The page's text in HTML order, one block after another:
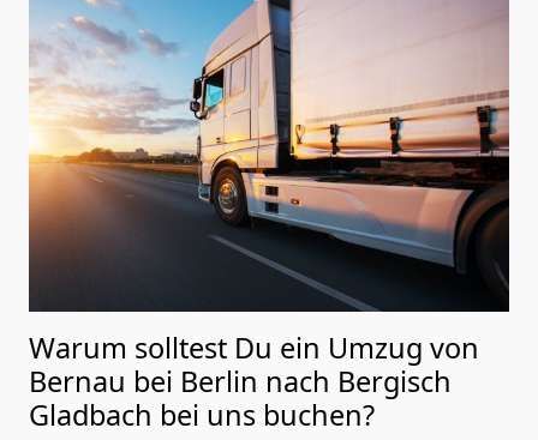
Warum solltest Du ein Umzug von
Bernau bei Berlin nach Bergisch
Gladbach bei uns buchen?